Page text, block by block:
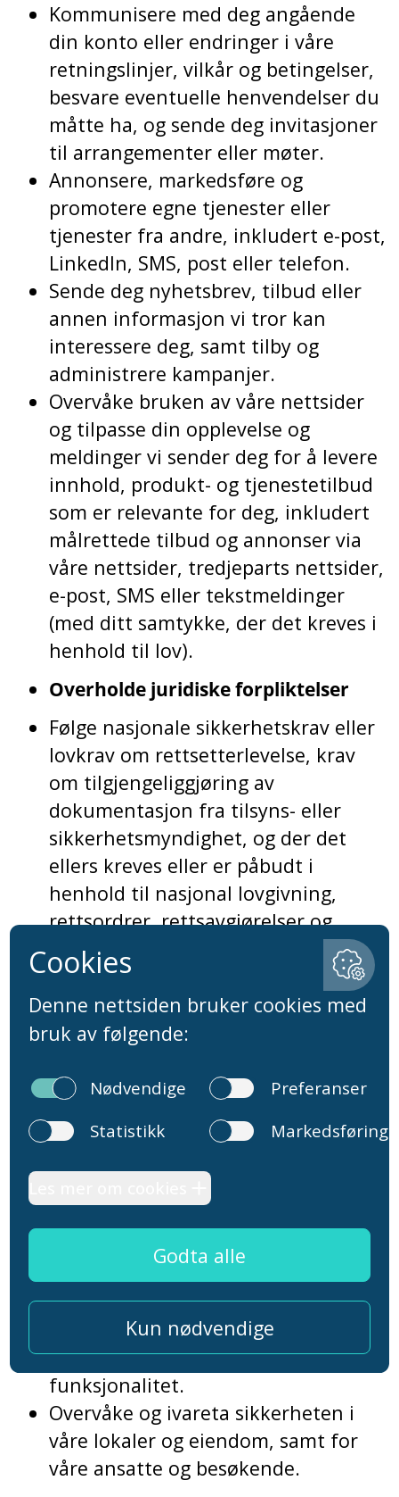
Kommunisere med deg angående
din konto eller endringer i våre
retningslinjer, vilkår og betingelser,
besvare eventuelle henvendelser du
måtte ha, og sende deg invitasjoner
til arrangementer eller møter.
Annonsere, markedsføre og
promotere egne tjenester eller
tjenester fra andre, inkludert e-post,
LinkedIn, SMS, post eller telefon.
Sende deg nyhetsbrev, tilbud eller
annen informasjon vi tror kan
interessere deg, samt tilby og
administrere kampanjer.
Overvåke bruken av våre nettsider
og tilpasse din opplevelse og
meldinger vi sender deg for å levere
innhold, produkt- og tjenestetilbud
som er relevante for deg, inkludert
målrettede tilbud og annonser via
våre nettsider, tredjeparts nettsider,
e-post, SMS eller tekstmeldinger
(med ditt samtykke, der det kreves i
henhold til lov).
Overholde juridiske forpliktelser
Følge nasjonale sikkerhetskrav eller
lovkrav om rettsetterlevelse, krav
om tilgjengeliggjøring av
dokumentasjon fra tilsyns- eller
sikkerhetsmyndighet, og der det
ellers kreves eller er påbudt i
henhold til nasjonal lovgivning,
rettsordrer, rettsavgjørelser og
forskrifter
Utøve og forsvare våre, deres eller
tredjeparters juridiske rettigheter.
Overvåke og forebygge bedrageri og
mislighold
Ivareta sikkerheten, kvaliteten,
integriteten og tilgjengeligheten til
utilsiktet dataavsløring, ondsinnet,
villedende, bedragerisk eller ulovlig
aktivitet, og feilsøke eller
identifisere og reparere feil som
påvirker eksisterende tiltenkt
funksjonalitet.
Overvåke og ivareta sikkerheten i
våre lokaler og eiendom, samt for
våre ansatte og besøkende.